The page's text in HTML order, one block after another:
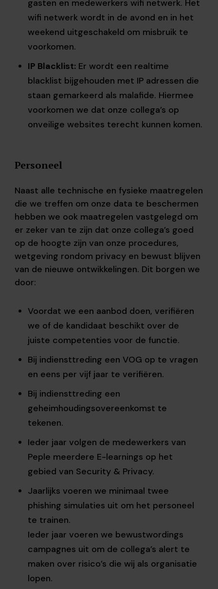
gasten en medewerkers wifi netwerk. Het
wifi netwerk wordt in de avond en in het
weekend uitgeschakeld om misbruik te
voorkomen.
IP Blacklist: Er wordt een realtime
blacklist bijgehouden met IP adressen die
staan gemarkeerd als malafide. Hiermee
voorkomen we dat onze collega’s op
onveilige websites terecht kunnen komen.
Personeel
Naast alle technische en fysieke maatregelen
die we treffen om onze data te beschermen
hebben we ook maatregelen vastgelegd om
er zeker van te zijn dat onze collega’s goed
op de hoogte zijn van onze procedures,
wetgeving rondom privacy en bewust blijven
van de nieuwe ontwikkelingen. Dit borgen we
door:
Voordat we een aanbod doen, verifiëren
we of de kandidaat beschikt over de
juiste competenties voor de functie.
Bij indiensttreding een VOG op te vragen
en eens per vijf jaar te verifiëren.
Bij indiensttreding een
geheimhoudingsovereenkomst te
tekenen.
Ieder jaar volgen de medewerkers van
Peple meerdere E-learnings op het
gebied van Security & Privacy.
Jaarlijks voeren we minimaal twee
phishing simulaties uit om het personeel
te trainen.
Ieder jaar voeren we bewustwordings
campagnes uit om de collega’s alert te
maken over risico’s die wij als organisatie
lopen.